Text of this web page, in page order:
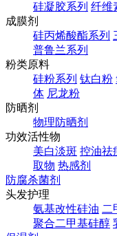
硅凝胶系列 纤维
成膜剂
硅丙烯酸酯系列
普鲁兰系列
粉类原料
硅粉系列 钛白粉
体 尼龙粉
防晒剂
物理防晒剂
功效活性物
美白淡斑 控油祛
取物 热感剂
防腐杀菌剂
头发护理
氨基改性硅油 二
聚合二甲基硅醇